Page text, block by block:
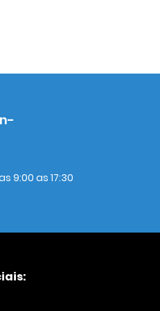
9:00 as 17:30